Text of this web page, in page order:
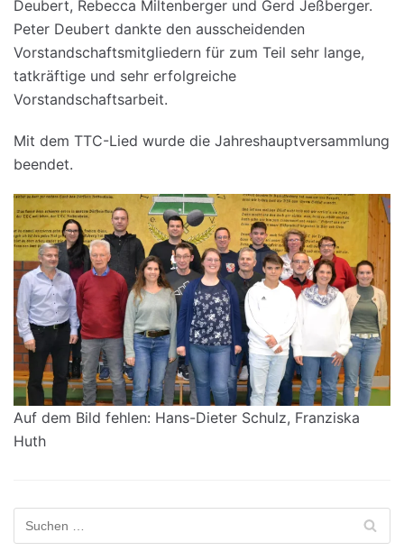
Deubert, Rebecca Miltenberger und Gerd Jeßberger.
Peter Deubert dankte den ausscheidenden
Vorstandschaftsmitgliedern für zum Teil sehr lange,
tatkräftige und sehr erfolgreiche
Vorstandschaftsarbeit.
Mit dem TTC-Lied wurde die Jahreshauptversammlung
beendet.
Auf dem Bild fehlen: Hans-Dieter Schulz, Franziska
Huth